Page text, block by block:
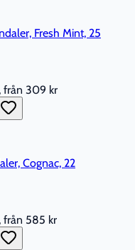
Fresh Mint, 25
från 309 kr
Cognac, 22
från 585 kr